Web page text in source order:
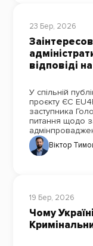
23 Бер, 2026
відповіді
У спільній
проєкту ЄС
заступника
питання щодо
Віктор
19 Бер, 2026
Чому